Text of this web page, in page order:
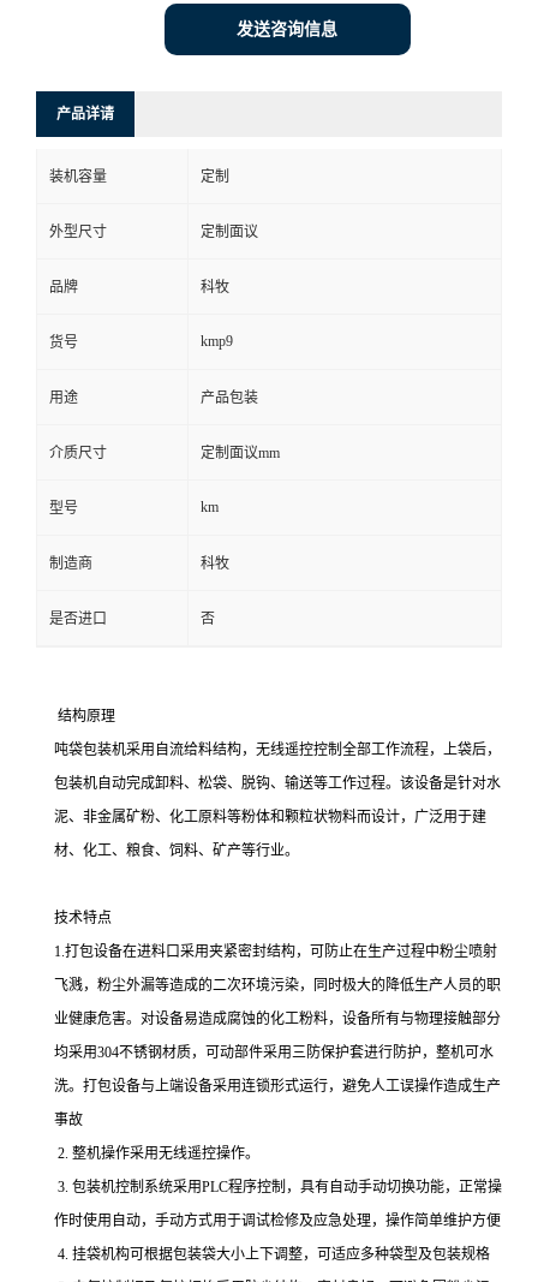
发送咨询信息
产品详请
装机容量 定制
外型尺寸 定制面议
品牌 科牧
货号 kmp9
用途 产品包装
介质尺寸 定制面议mm
型号 km
制造商 科牧
是否进口 否
结构原理
吨袋包装机采用自流给料结构，无线遥控控制全部工作流程，上袋后，
包装机自动完成卸料、松袋、脱钩、输送等工作过程。该设备是针对水
泥、非金属矿粉、化工原料等粉体和颗粒状物料而设计，广泛用于建
材、化工、粮食、饲料、矿产等行业。
技术特点
1.打包设备在进料口采用夹紧密封结构，可防止在生产过程中粉尘喷射
飞溅，粉尘外漏等造成的二次环境污染，同时极大的降低生产人员的职
业健康危害。对设备易造成腐蚀的化工粉料，设备所有与物理接触部分
均采用304不锈钢材质，可动部件采用三防保护套进行防护，整机可水
洗。打包设备与上端设备采用连锁形式运行，避免人工误操作造成生产
事故
2. 整机操作采用无线遥控操作。
3. 包装机控制系统采用PLC程序控制，具有自动手动切换功能，正常操
作时使用自动，手动方式用于调试检修及应急处理，操作简单维护方便
4. 挂袋机构可根据包装袋大小上下调整，可适应多种袋型及包装规格